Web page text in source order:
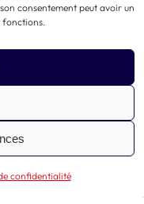
consentement peut avoir un
fonctions.
confidentialité
Quai
InstagramX Facebook TikTok